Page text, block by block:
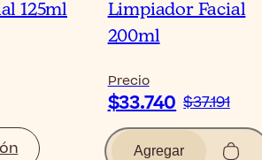
125ml
Limpiador Facial
200ml
Precio
$33.740 $37.191
Agregar